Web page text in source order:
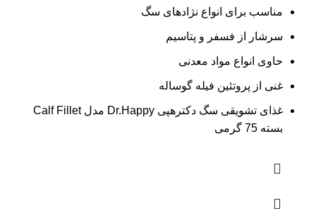
مناسب برای انواع نژادهای سگ
سرشار از فسفر و پتاسیم
حاوی انواع مواد معدنی
غنی از پروتئین فیله گوساله
غذای تشویقی سگ دکترهپی Dr.Happy مدل Calf Fillet
بسته 75 گرمی